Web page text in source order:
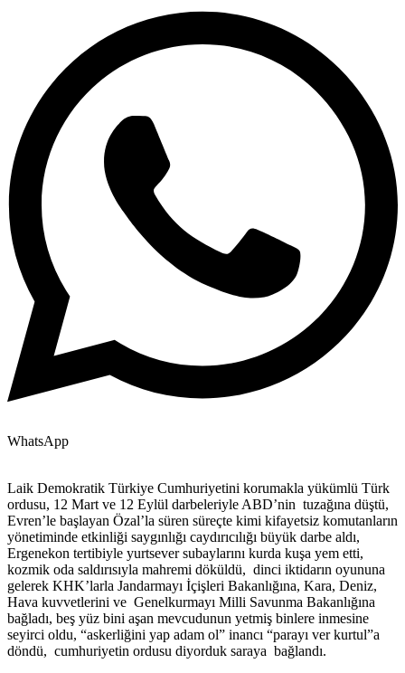
WhatsApp
Laik Demokratik Türkiye Cumhuriyetini korumakla yükümlü Türk
ordusu, 12 Mart ve 12 Eylül darbeleriyle ABD’nin tuzağına düştü,
Evren’le başlayan Özal’la süren süreçte kimi kifayetsiz komutanların
yönetiminde etkinliği saygınlığı caydırıcılığı büyük darbe aldı,
Ergenekon tertibiyle yurtsever subaylarını kurda kuşa yem etti,
kozmik oda saldırısıyla mahremi döküldü, dinci iktidarın oyununa
gelerek KHK’larla Jandarmayı İçişleri Bakanlığına, Kara, Deniz,
Hava kuvvetlerini ve Genelkurmayı Milli Savunma Bakanlığına
bağladı, beş yüz bini aşan mevcudunun yetmiş binlere inmesine
seyirci oldu, “askerliğini yap adam ol” inancı “parayı ver kurtul”a
döndü, cumhuriyetin ordusu diyorduk saraya bağlandı.